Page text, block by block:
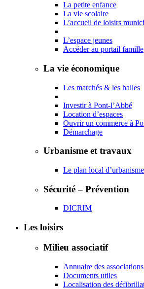
La petite enfance
La vie scolaire
L’accueil de loisirs
L’espace jeunes
Accéder au portail famille
La vie économique
Les marchés & les halles
Investir à Pont-l’Abbé
Location d’espaces
Ouvrir un commerce à
Démarchage
Urbanisme et travaux
Le plan local d’urbanisme
Sécurité – Prévention
DICRIM
Les loisirs
Milieu associatif
Annuaire des associations
Documents utiles
Localisation des